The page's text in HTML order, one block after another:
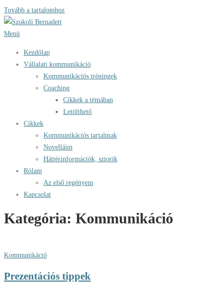
Tovább a tartalomhoz
Menü
Kezdőlap
Vállalati kommunikáció
Kommunikációs tréningek
Coaching
Cikkek a témában
Letölthető
Cikkek
Kommunikációs tartalmak
Novelláim
Háttérinformációk, sztorik
Rólam
Az első regényem
Kapcsolat
Kategória: Kommunikáció
Kommunikáció
Prezentációs tippek